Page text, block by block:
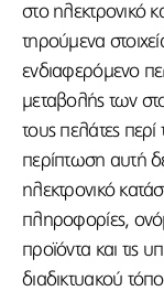
στο ηλεκτρονικό
τηρούμενα
ενδιαφερόμενο
μεταβολής των
τους πελάτες περί
περίπτωση αυτή
ηλεκτρονικό
πληροφορίες,
προϊόντα και τις
διαδικτυακού